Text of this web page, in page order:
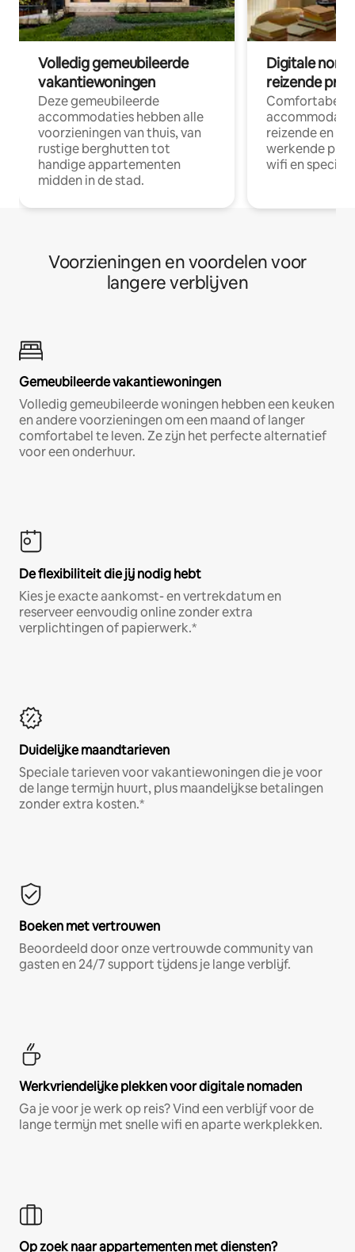
Volledig gemeubileerde
vakantiewoningen
Deze gemeubileerde
accommodaties hebben alle
voorzieningen van thuis, van
rustige berghutten tot
handige appartementen
midden in de stad.
Digitale
reizende
Comfortabele
reizende en
werkende
wifi en
Voorzieningen en voordelen voor
langere verblijven
Gemeubileerde vakantiewoningen
Volledig gemeubileerde woningen hebben een keuken
en andere voorzieningen om een maand of langer
comfortabel te leven. Ze zijn het perfecte alternatief
voor een onderhuur.
De flexibiliteit die jij nodig hebt
Kies je exacte aankomst- en vertrekdatum en
reserveer eenvoudig online zonder extra
verplichtingen of papierwerk.*
Duidelijke maandtarieven
Speciale tarieven voor vakantiewoningen die je voor
de lange termijn huurt, plus maandelijkse betalingen
zonder extra kosten.*
Boeken met vertrouwen
Beoordeeld door onze vertrouwde community van
gasten en 24/7 support tijdens je lange verblijf.
Werkvriendelijke plekken voor digitale nomaden
Ga je voor je werk op reis? Vind een verblijf voor de
lange termijn met snelle wifi en aparte werkplekken.
Op zoek naar appartementen met diensten?